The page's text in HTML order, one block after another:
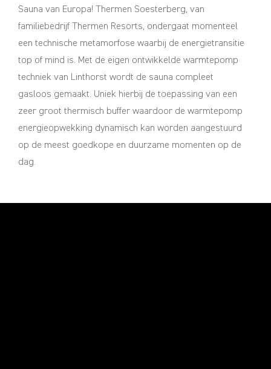
Sauna van Europa! Thermen Soesterberg, van
familiebedrijf Thermen Resorts, ondergaat momenteel
een technische metamorfose waarbij de energietransitie
top of mind is. Met de eigen ontwikkelde warmtepomp
techniek van Linthorst wordt de sauna compleet
gasloos gemaakt. Uniek hierbij de toepassing van een
zeer groot thermisch buffer waardoor de warmtepomp
energieopwekking dynamisch kan worden aangestuurd
op de meest goedkope en duurzame momenten op de
dag.